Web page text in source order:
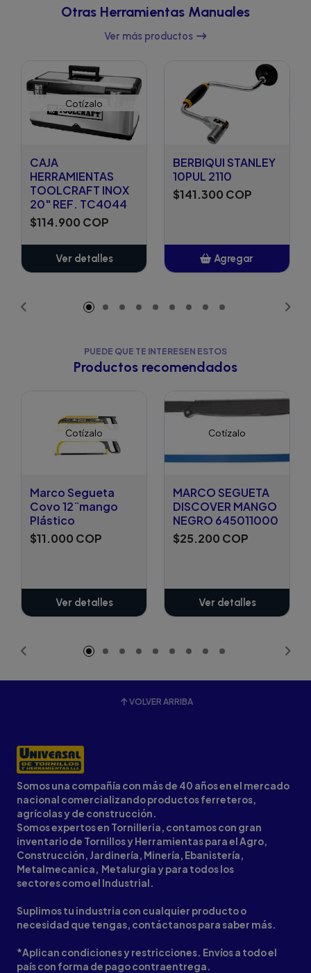
Otras Herramientas Manuales
Ver más productos
Cotízalo
CAJA
HERRAMIENTAS
TOOLCRAFT INOX
20" REF. TC4044
$114.900 COP
Ver detalles
BERBIQUI STANLEY
10PUL 2110
$141.300 COP
Agregar
PUEDE QUE TE INTERESEN ESTOS
Productos recomendados
Cotízalo
Marco Segueta
Covo 12¨mango
Plástico
$11.000 COP
Ver detalles
Cotízalo
MARCO SEGUETA
DISCOVER MANGO
NEGRO 645011000
$25.200 COP
Ver detalles
VOLVER ARRIBA
Somos una compañía con más de 40 años en el mercado
nacional comercializando productos ferreteros,
agrícolas y de construcción.
Somos expertos en Tornilleria, contamos con gran
inventario de Tornillos y Herramientas para el Agro,
Construcción, Jardinería, Minería, Ebanistería,
Metalmecanica, Metalurgia y para todos los
sectores como el Industrial.
Suplimos tu industria con cualquier producto o
necesidad que tengas, contáctanos para saber más.
*Aplican condiciones y restricciones. Envíos a todo el
país con forma de pago contraentrega.